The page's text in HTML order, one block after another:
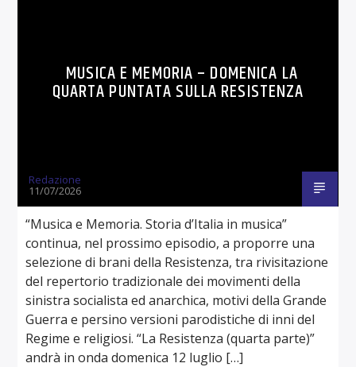
MUSICA E MEMORIA – DOMENICA LA
QUARTA PUNTATA SULLA RESISTENZA
Redazione
11/07/2026
“Musica e Memoria. Storia d’Italia in musica”
continua, nel prossimo episodio, a proporre una
selezione di brani della Resistenza, tra rivisitazione
del repertorio tradizionale dei movimenti della
sinistra socialista ed anarchica, motivi della Grande
Guerra e persino versioni parodistiche di inni del
Regime e religiosi. “La Resistenza (quarta parte)”
andrà in onda domenica 12 luglio […]